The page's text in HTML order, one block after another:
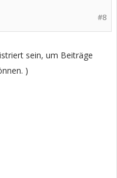
#8
sein, um Beiträge
)